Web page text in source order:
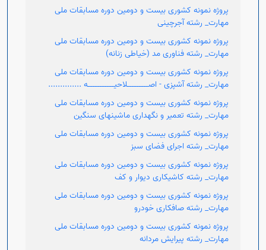
پروژه نمونه کشوری بیست و دومین دوره مسابقات ملی
مهارت_ رشته آجرچینی
پروژه نمونه کشوری بیست و دومین دوره مسابقات ملی
مهارت_ رشته فناوری مد (خیاطی زنانه)
پروژه نمونه کشوری بیست و دومین دوره مسابقات ملی
مهارت_ رشته آشپزی - اصـــــــــلاحیـــــــــــه ..............
پروژه نمونه کشوری بیست و دومین دوره مسابقات ملی
مهارت_ رشته تعمیر و نگهداری ماشینهای سنگین
پروژه نمونه کشوری بیست و دومین دوره مسابقات ملی
مهارت_ رشته اجرای فضای سبز
پروژه نمونه کشوری بیست و دومین دوره مسابقات ملی
مهارت_ رشته کاشیکاری دیوار و کف
پروژه نمونه کشوری بیست و دومین دوره مسابقات ملی
مهارت_ رشته صافکاری خودرو
پروژه نمونه کشوری بیست و دومین دوره مسابقات ملی
مهارت_ رشته پیرایش مردانه